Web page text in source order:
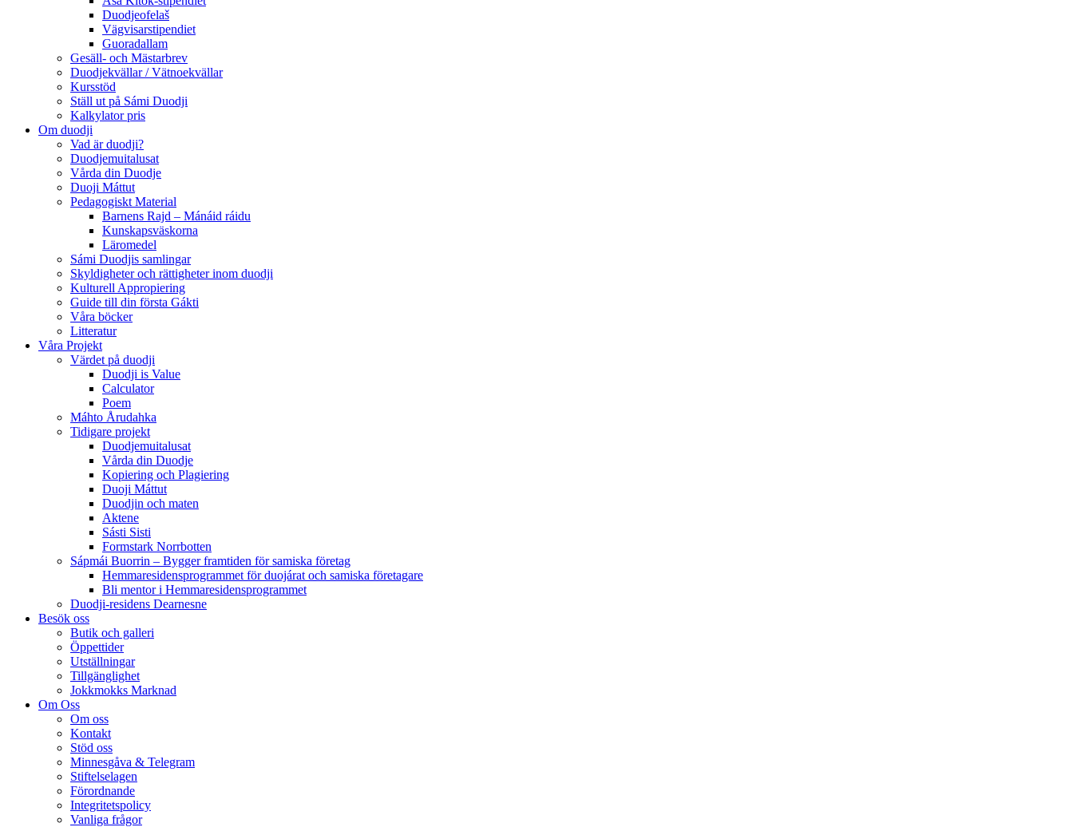
Duodjeofelaš
Vägvisarstipendiet
Guoradallam
Gesäll- och Mästarbrev
Duodjekvällar / Vätnoekvällar
Kursstöd
Ställ ut på Sámi Duodji
Kalkylator pris
Om duodji
Vad är duodji?
Duodjemuitalusat
Vårda din Duodje
Duoji Máttut
Pedagogiskt Material
Barnens Rajd – Mánáid ráidu
Kunskapsväskorna
Läromedel
Sámi Duodjis samlingar
Skyldigheter och rättigheter inom duodji
Kulturell Appropiering
Guide till din första Gákti
Våra böcker
Litteratur
Våra Projekt
Värdet på duodji​
Duodji is Value
Calculator
Poem
Máhto Årudahka
Tidigare projekt
Duodjemuitalusat
Vårda din Duodje
Kopiering och Plagiering
Duoji Máttut
Duodjin och maten
Aktene
Sásti Sisti
Formstark Norrbotten
Sápmái Buorrin – Bygger framtiden för samiska företag
Hemmaresidensprogrammet för duojárat och samiska företagare​
Bli mentor i Hemmaresidensprogrammet
Duodji-residens Dearnesne
Besök oss
Butik och galleri
Öppettider
Utställningar
Tillgänglighet
Jokkmokks Marknad
Om Oss
Om oss
Kontakt
Stöd oss
Minnesgåva & Telegram
Stiftelselagen
Förordnande
Integritetspolicy
Vanliga frågor